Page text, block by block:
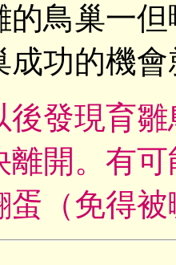
的鳥巢一
成功的機
後發現育
離開。有
蛋（免得